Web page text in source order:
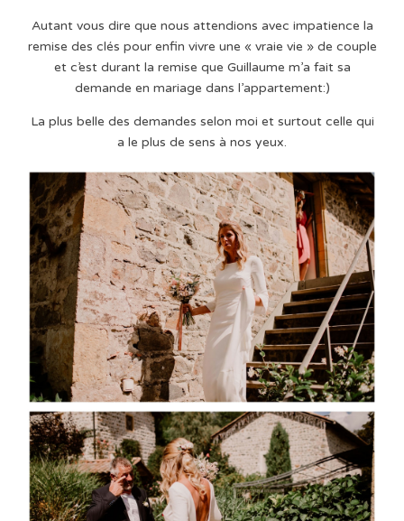
Autant vous dire que nous attendions avec impatience la
remise des clés pour enfin vivre une « vraie vie » de couple
et c’est durant la remise que Guillaume m’a fait sa
demande en mariage dans l’appartement:)
La plus belle des demandes selon moi et surtout celle qui
a le plus de sens à nos yeux.